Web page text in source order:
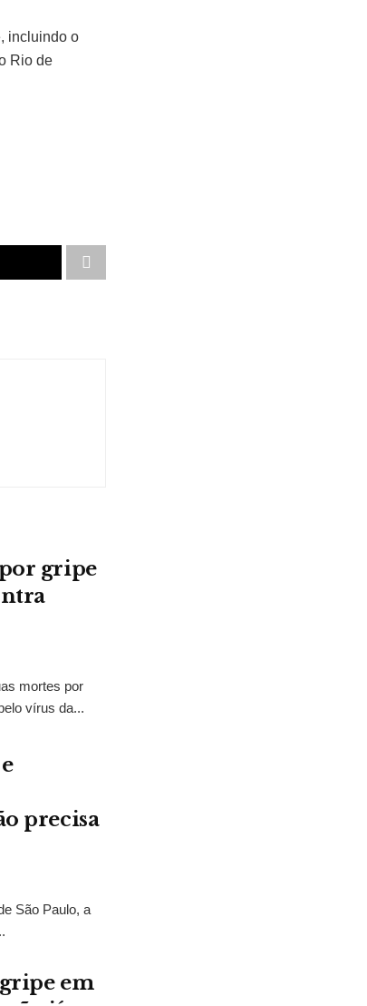
incluindo o
Rio de
gripe
mortes por
vírus da...
precisa
São Paulo, a
gripe em